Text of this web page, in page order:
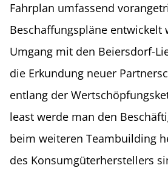
Fahrplan umfassend
Beschaffungspläne entwickelt
Umgang mit den Beiersdorf-
die Erkundung neuer
entlang der
least werde man den
beim weiteren Teambuilding
des Konsumgüterherstellers